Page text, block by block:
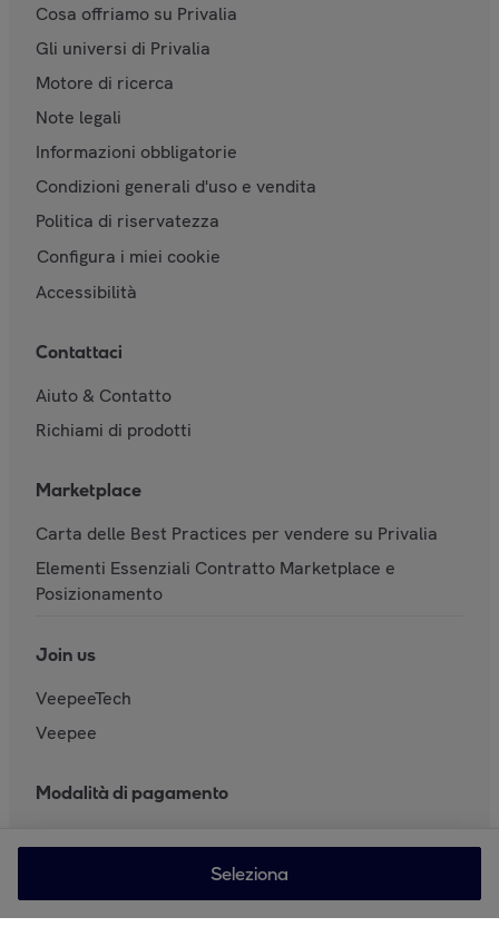
Seleziona
Cosa offriamo su Privalia
Gli universi di Privalia
Motore di ricerca
Note legali
Informazioni obbligatorie
Condizioni generali d'uso e vendita
Politica di riservatezza
Configura i miei cookie
Accessibilità
Contattaci
Aiuto & Contatto
Richiami di prodotti
Marketplace
Carta delle Best Practices per vendere su Privalia
Elementi Essenziali Contratto Marketplace e
Posizionamento
Join us
VeepeeTech
Veepee
Modalità di pagamento